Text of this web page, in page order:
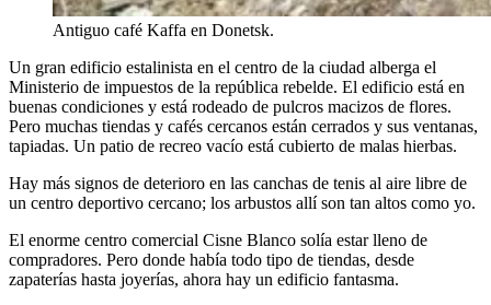
Antiguo café Kaffa en Donetsk.
Un gran edificio estalinista en el centro de la ciudad alberga el
Ministerio de impuestos de la república rebelde. El edificio está en
buenas condiciones y está rodeado de pulcros macizos de flores.
Pero muchas tiendas y cafés cercanos están cerrados y sus ventanas,
tapiadas. Un patio de recreo vacío está cubierto de malas hierbas.
Hay más signos de deterioro en las canchas de tenis al aire libre de
un centro deportivo cercano; los arbustos allí son tan altos como yo.
El enorme centro comercial Cisne Blanco solía estar lleno de
compradores. Pero donde había todo tipo de tiendas, desde
zapaterías hasta joyerías, ahora hay un edificio fantasma.